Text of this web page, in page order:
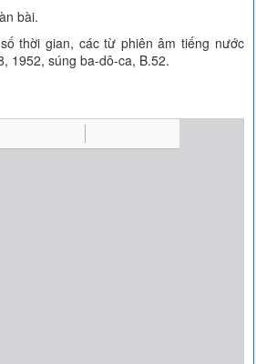
bài.
thời gian, các từ phiên âm tiếng nước
1952, súng ba-dô-ca, B.52.